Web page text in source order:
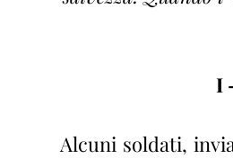
I
Alcuni soldati,